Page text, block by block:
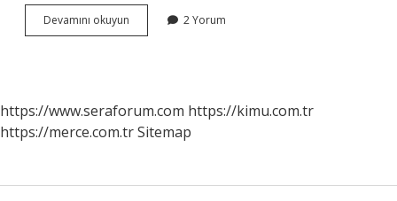
Devamını okuyun Büyükçekmece
Güzel
2 Yorum
https://www.seraforum.com https://kimu.com.tr
https://merce.com.trSitemap